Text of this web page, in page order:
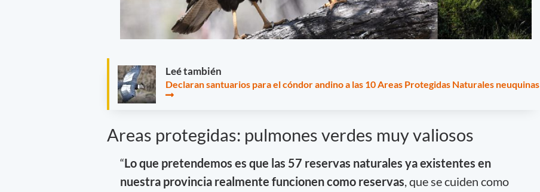
Leé también
Declaran santuarios para el cóndor andino a las 10 Areas Protegidas Naturales neuquinas
Areas protegidas: pulmones verdes muy valiosos
“Lo que pretendemos es que las 57 reservas naturales ya existentes en
nuestra provincia realmente funcionen como reservas, que se cuiden como